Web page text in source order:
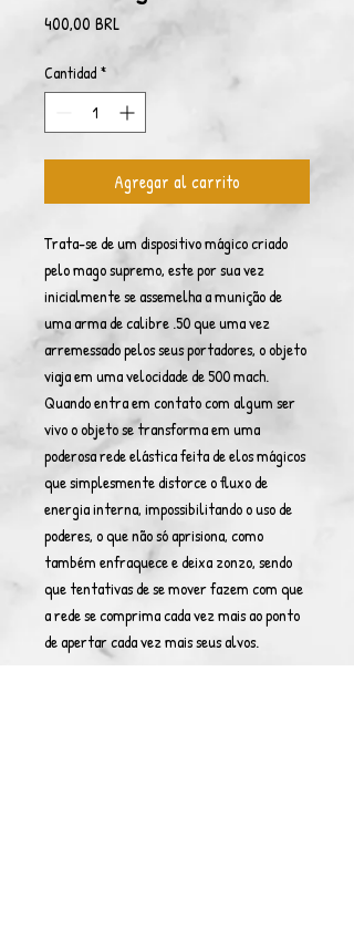
400,00 BRLPrecio
Cantidad *
Agregar al carrito
Trata-se de um dispositivo mágico criado
pelo mago supremo, este por sua vez
inicialmente se assemelha a munição de
uma arma de calibre .50 que uma vez
arremessado pelos seus portadores, o objeto
viaja em uma velocidade de 500 mach.
Quando entra em contato com algum ser
vivo o objeto se transforma em uma
poderosa rede elástica feita de elos mágicos
que simplesmente distorce o fluxo de
energia interna, impossibilitando o uso de
poderes, o que não só aprisiona, como
também enfraquece e deixa zonzo, sendo
que tentativas de se mover fazem com que
a rede se comprima cada vez mais ao ponto
de apertar cada vez mais seus alvos.